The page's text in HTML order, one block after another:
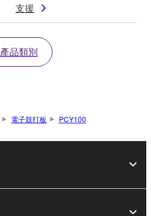
支援
產品類別
電子鼓打板 PCY100